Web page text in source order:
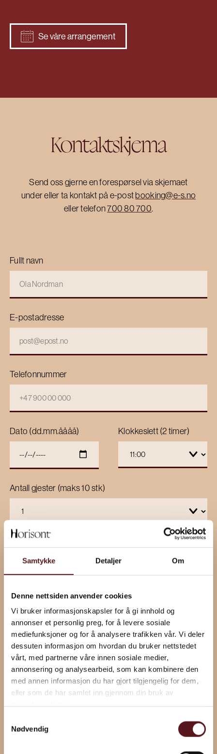
Samtykke Detaljer Om
Denne nettsiden anvender cookies
Vi bruker informasjonskapsler for å gi innhold og
annonser et personlig preg, for å levere sosiale
mediefunksjoner og for å analysere trafikken vår. Vi deler
dessuten informasjon om hvordan du bruker nettstedet
vårt, med partnerne våre innen sosiale medier,
annonsering og analysearbeid, som kan kombinere den
med annen informasjon du har gjort tilgjengelig for dem,
eller som de har samlet inn gjennom din bruk av
Nødvendig
Se våre arrangement
Kontaktskjema
Send oss gjerne en forespørsel via skjemaet
under eller ta kontakt på e-postbooking@e-s.no
eller telefon700 80 700.
Fullt navn
E-postadresse
Telefonnummer
Dato (dd.mm.åååå) Klokkeslett (2 timer)
Antall gjester (maks 10 stk)
Ja jeg godkjenner måten Horisont og Ervik &
personvern)